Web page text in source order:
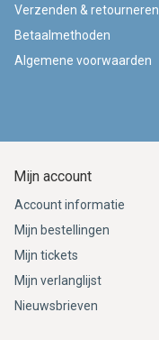
Verzenden & retourneren
Betaalmethoden
Algemene voorwaarden
Mijn account
Account informatie
Mijn bestellingen
Mijn tickets
Mijn verlanglijst
Nieuwsbrieven